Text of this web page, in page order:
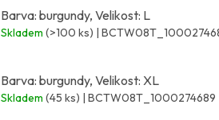
Barva: burgundy, Velikost: L
Skladem (>100 ks) |
Barva: burgundy, Velikost: XL
Skladem (45 ks) | BCTW08T_1000274689